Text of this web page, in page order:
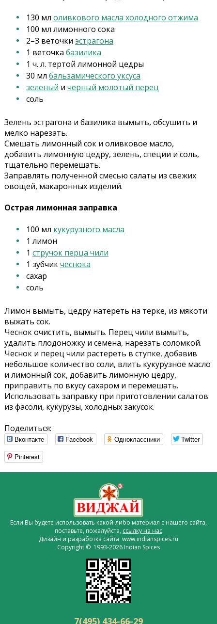
130 мл оливкового масла холодного отжима
100 мл лимонного сока
2–3 веточки эстрагона
1 веточка базилика
1 ч. л. тертой лимонной цедры
30 мл бальзамического уксуса
зеленый и черный молотый перец
соль
Зелень эстрагона и базилика вымыть, обсушить и
мелко нарезать.
Смешать лимонный сок и оливковое масло,
добавить лимонную цедру, зелень, специи и соль,
тщательно перемешать.
Заправлять полученной смесью салаты из свежих
овощей, макаронных изделий.
Острая лимонная заправка
100 мл кукурузного масла
1 лимон
1 стручок перца чили
1 зубчикчеснока
сахар
соль
Лимон вымыть, цедру натереть на терке, из мякоти
выжать сок.
Чеснок очистить, вымыть. Перец чили вымыть,
удалить плодоножку и семена, нарезать соломкой.
Чеснок и перец чили растереть в ступке, добавив
небольшое количество соли, влить кукурузное масло
и лимонный сок, добавить лимонную цедру,
приправить по вкусу сахаром и перемешать.
Использовать заправку при приготовлении салатов
из фасоли, кукурузы, холодных закусок.
Поделиться:
Вконтакте Facebook Одноклассники
Twitter
Pinterest
Если Вы будете использовать какой-либо материал с нашего сайта,
поставьте, пожалуйста, ссылку на нас
Дизайн и разработка сайта www.indianspices.ru
Copyright © 1993-2026 Indian Spices
7(495) 434-66-29